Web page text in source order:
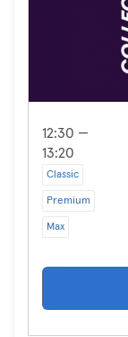
12:30 —
13:20
Classic
Premium
Max